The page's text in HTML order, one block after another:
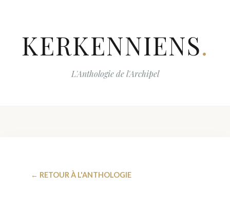
KERKENNIENS.
L'Anthologie de l'Archipel
← RETOUR À L'ANTHOLOGIE